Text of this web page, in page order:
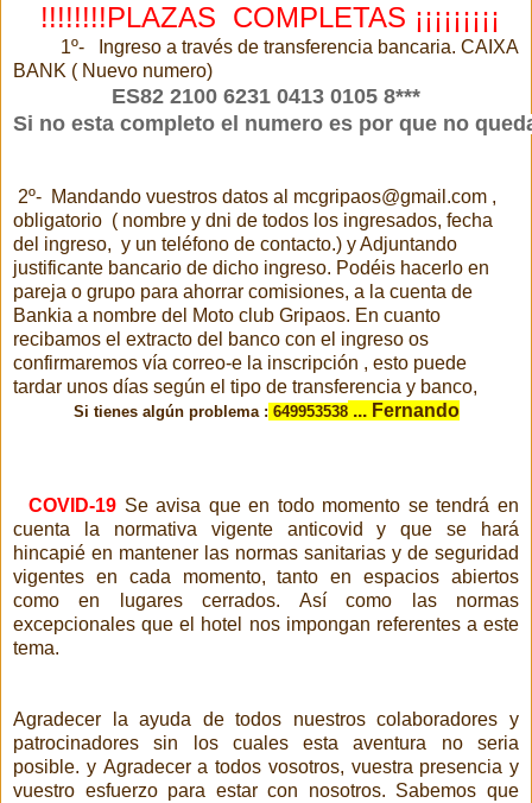
!!!!!!!!PLAZAS COMPLETAS ¡¡¡¡¡¡¡¡¡
1º- Ingreso a través de transferencia bancaria. CAIXA
BANK ( Nuevo numero)
ES82 2100 6231 0413 0105 8***
Si no esta completo el numero es por que no
2º- Mandando vuestros datos al mcgripaos@gmail.com ,
obligatorio ( nombre y dni de todos los ingresados, fecha
del ingreso, y un teléfono de contacto.) y Adjuntando
justificante bancario de dicho ingreso. Podéis hacerlo en
pareja o grupo para ahorrar comisiones, a la cuenta de
Bankia a nombre del Moto club Gripaos. En cuanto
recibamos el extracto del banco con el ingreso os
confirmaremos vía correo-e la inscripción , esto puede
tardar unos días según el tipo de transferencia y banco,
Si tienes algún problema : 649953538 ... Fernando
COVID-19 Se avisa que en todo momento se tendrá en
cuenta la normativa vigente anticovid y que se hará
hincapié en mantener las normas sanitarias y de seguridad
vigentes en cada momento, tanto en espacios abiertos
como en lugares cerrados. Así como las normas
excepcionales que el hotel nos impongan referentes a este
tema.
Agradecer la ayuda de todos nuestros colaboradores y
patrocinadores sin los cuales esta aventura no seria
posible. y Agradecer a todos vosotros, vuestra presencia y
vuestro esfuerzo para estar con nosotros. Sabemos que